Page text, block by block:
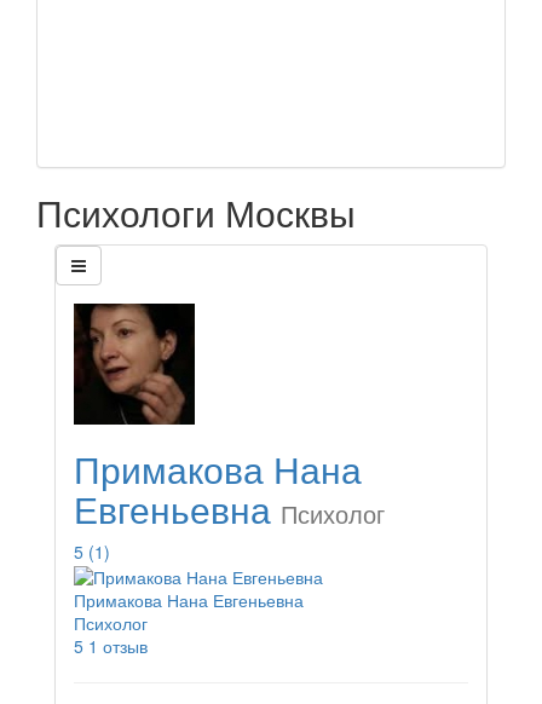
Психологи Москвы
Примакова Нана
Евгеньевна Психолог
5 (1)
Примакова Нана Евгеньевна
Психолог
5 1 отзыв